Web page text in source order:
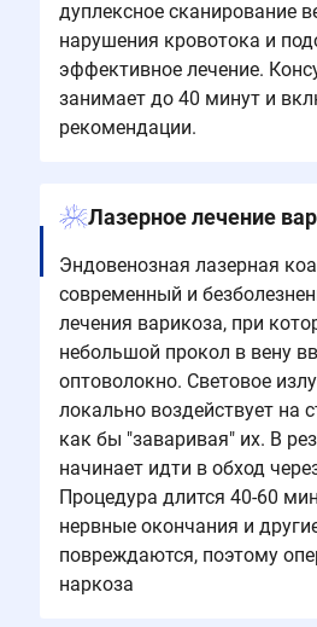
дуплексное сканирование
нарушения кровотока и
эффективное лечение.
занимает до 40 минут и
рекомендации.
Лазерное лечение
Эндовенозная лазерная
современный и
лечения варикоза, при
небольшой прокол в вену
оптоволокно. Световое
локально воздействует на
как бы "заваривая" их. В
начинает идти в обход
Процедура длится 40-60
нервные окончания и
повреждаются, поэтому
наркоза